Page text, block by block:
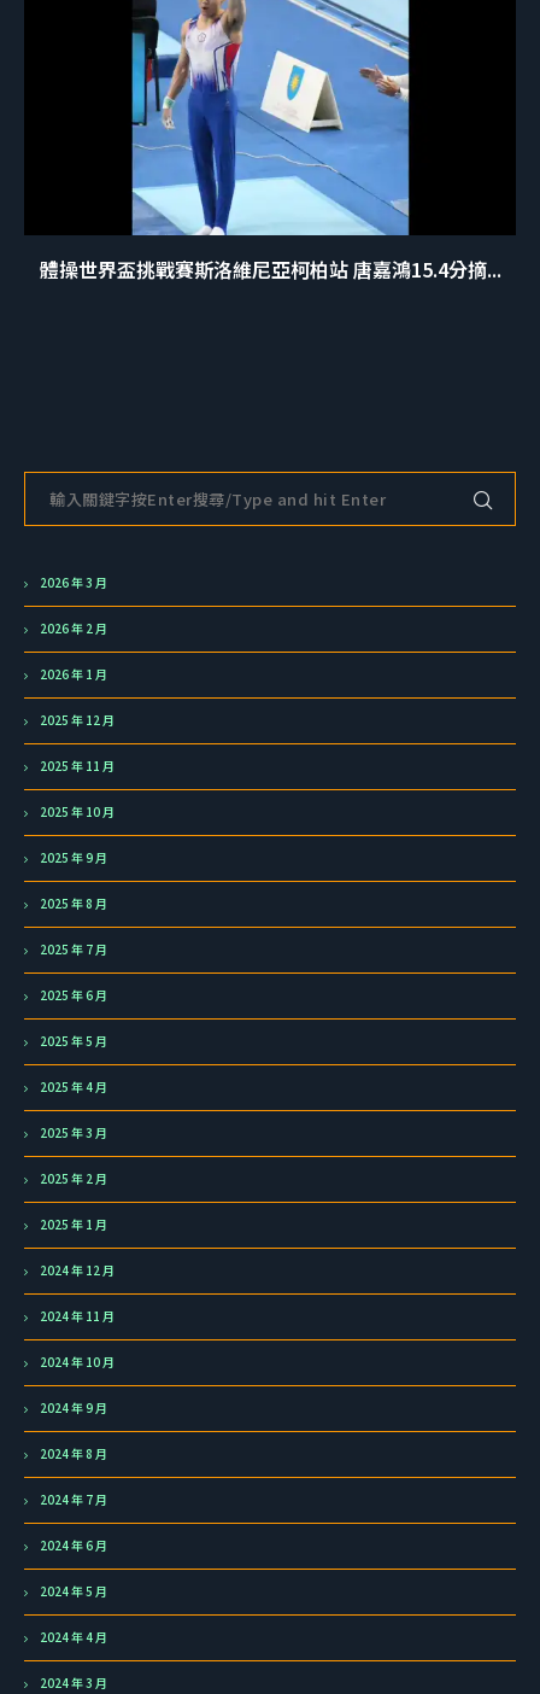
體操世界盃挑戰賽斯洛維尼亞柯柏站 唐嘉鴻15.4分摘...
2026 年 3 月
2026 年 2 月
2026 年 1 月
2025 年 12 月
2025 年 11 月
2025 年 10 月
2025 年 9 月
2025 年 8 月
2025 年 7 月
2025 年 6 月
2025 年 5 月
2025 年 4 月
2025 年 3 月
2025 年 2 月
2025 年 1 月
2024 年 12 月
2024 年 11 月
2024 年 10 月
2024 年 9 月
2024 年 8 月
2024 年 7 月
2024 年 6 月
2024 年 5 月
2024 年 4 月
2024 年 3 月